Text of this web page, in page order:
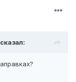
сказал: